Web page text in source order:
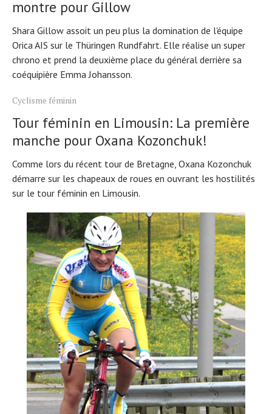
montre pour Gillow
Shara Gillow assoit un peu plus la domination de l'équipe
Orica AIS sur le Thüringen Rundfahrt. Elle réalise un super
chrono et prend la deuxième place du général derrière sa
coéquipière Emma Johansson.
Cyclisme féminin
Tour féminin en Limousin: La première
manche pour Oxana Kozonchuk!
Comme lors du récent tour de Bretagne, Oxana Kozonchuk
démarre sur les chapeaux de roues en ouvrant les hostilités
sur le tour féminin en Limousin.